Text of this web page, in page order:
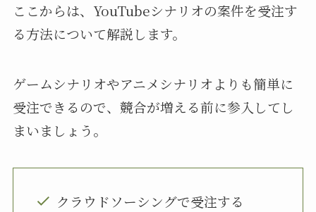
ここからは、YouTubeシナリオの案件を受注す
る方法について解説します。
ゲームシナリオやアニメシナリオよりも簡単に
受注できるので、競合が増える前に参入してし
まいましょう。
クラウドソーシングで受注する